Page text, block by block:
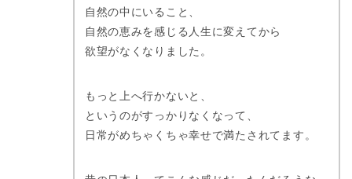
自然の中にいること、
自然の恵みを感じる人生に変えてから
欲望がなくなりました。
もっと上へ行かないと、
というのがすっかりなくなって、
日常がめちゃくちゃ幸せで満たされてます。